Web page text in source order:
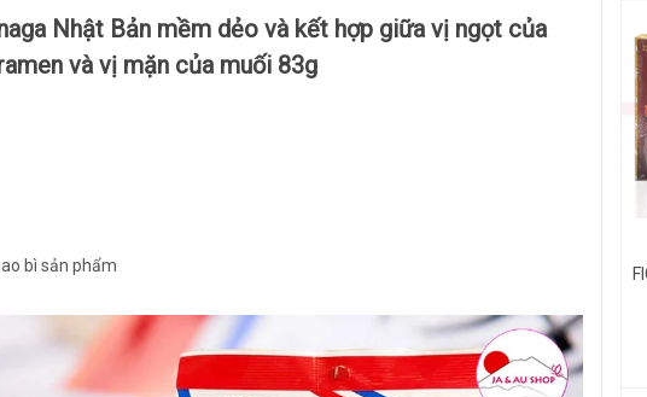
Nhật Bản mềm dẻo và kết hợp giữa vị ngọt của
và vị mặn của muối 83g
bì sản phẩm